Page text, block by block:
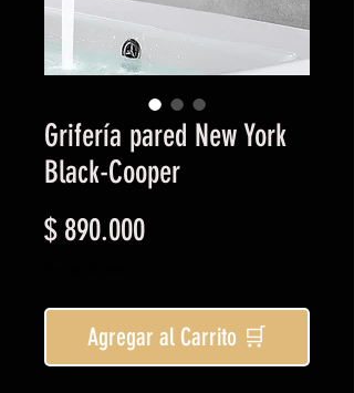
Grifería pared New York
Black-Cooper
$ 890.000Precio
Agregar al Carrito 🛒